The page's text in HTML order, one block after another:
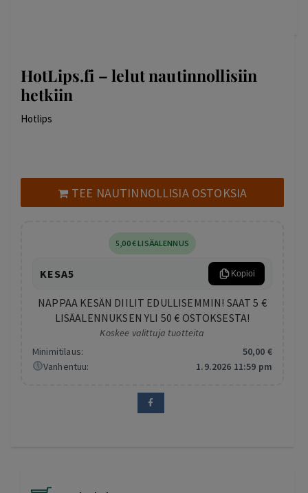
HotLips.fi – lelut nautinnollisiin
hetkiin
Hotlips
TEE NAUTINNOLLISIA OSTOKSIA
5 ,00€LISÄALENNUS
KESA5 Kopioi
NAPPAA KESÄN DIILIT EDULLISEMMIN! SAAT 5 €
LISÄALENNUKSEN YLI 50 € OSTOKSESTA!
Koskee valittuja tuotteita
Minimitilaus:
50,00 €
Vanhentuu:
1.9.2026 11:59 pm